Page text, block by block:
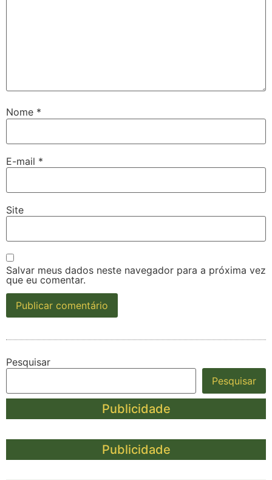
Nome *
E-mail *
Site
Salvar meus dados neste navegador para a próxima vez
que eu comentar.
Pesquisar
Pesquisar
Publicidade
Publicidade